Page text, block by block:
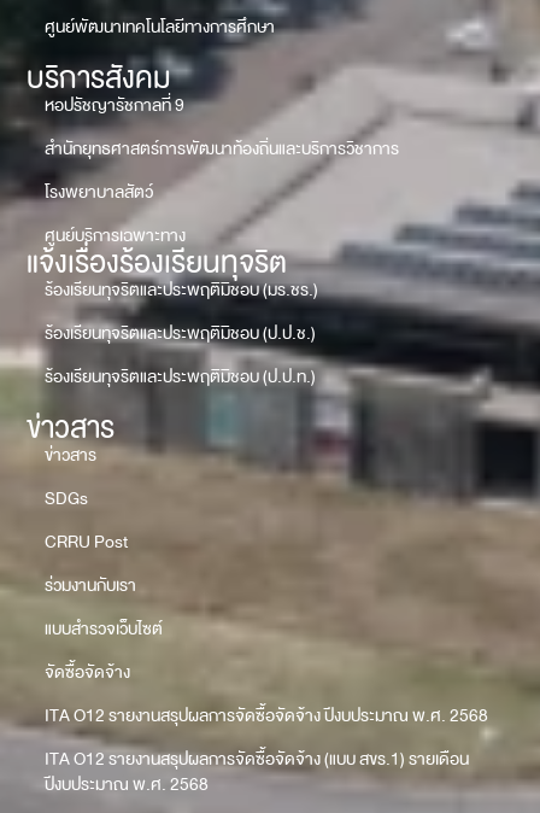
ศูนย์พัฒนาเทคโนโลยีทางการศึกษา
บริการสังคม
หอปรัชญารัชกาลที่ 9
สำนักยุทธศาสตร์การพัฒนาท้องถิ่นและบริการวิชาการ
โรงพยาบาลสัตว์
ศูนย์บริการเฉพาะทาง
แจ้งเรื่องร้องเรียนทุจริต
ร้องเรียนทุจริตและประพฤติมิชอบ (มร.ชร.)
ร้องเรียนทุจริตและประพฤติมิชอบ (ป.ป.ช.)
ร้องเรียนทุจริตและประพฤติมิชอบ (ป.ป.ท.)
ข่าวสาร
ข่าวสาร
SDGs
CRRU Post
ร่วมงานกับเรา
แบบสำรวจเว็บไซต์
จัดซื้อจัดจ้าง
ITA O12 รายงานสรุปผลการจัดซื้อจัดจ้าง ปีงบประมาณ พ.ศ. 2568
ITA O12 รายงานสรุปผลการจัดซื้อจัดจ้าง (แบบ สขร.1) รายเดือน
ปีงบประมาณ พ.ศ. 2568